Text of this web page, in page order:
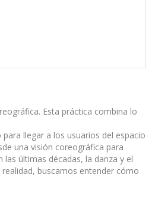
Esta práctica combina lo
llegar a los usuarios del espacio
una visión coreográfica para
últimas décadas, la danza y el
buscamos entender cómo